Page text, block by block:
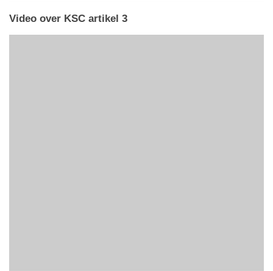
Video over KSC artikel 3